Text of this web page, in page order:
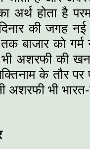
अर्थ होता है
की जगह
तक बाजार को
अशरफी की
के तौर
अशरफी भी